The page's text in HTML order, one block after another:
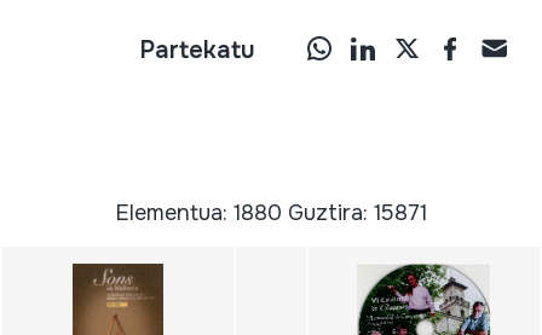
Partekatu
Elementua: 1880 Guztira: 15871